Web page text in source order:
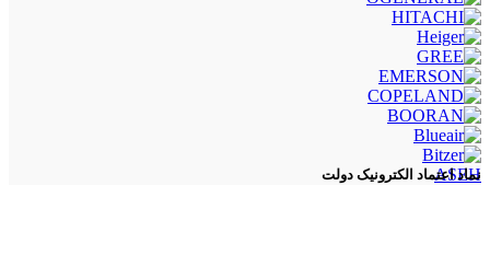
ASEH
نماد اعتماد الکترونیک دولت